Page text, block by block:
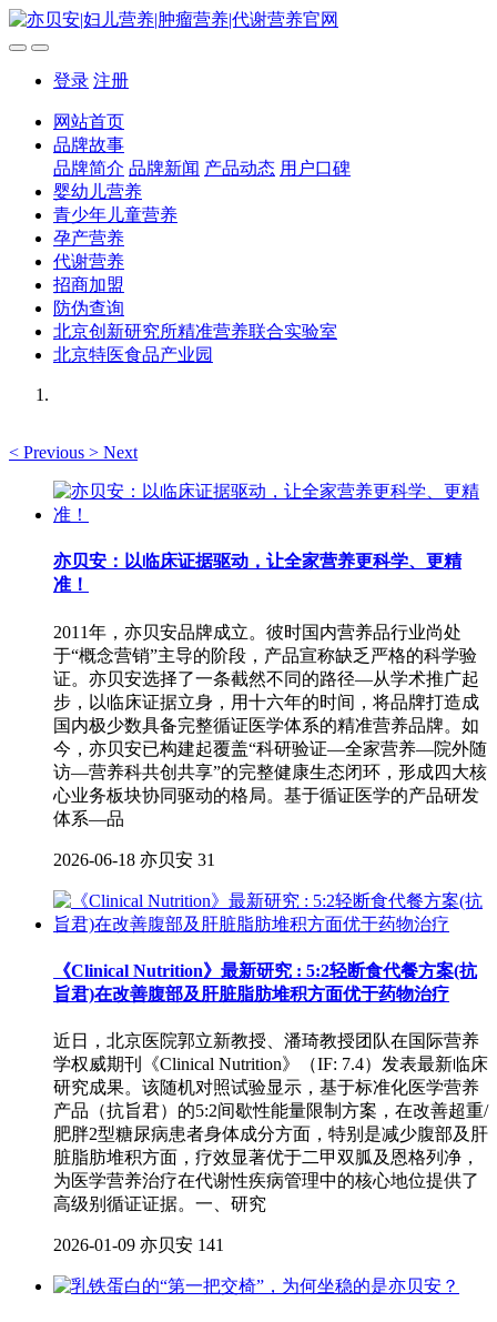
登录 注册
网站首页
品牌故事
品牌简介 品牌新闻 产品动态 用户口碑
婴幼儿营养
青少年儿童营养
孕产营养
代谢营养
招商加盟
防伪查询
北京创新研究所精准营养联合实验室
北京特医食品产业园
< Previous > Next
亦贝安：以临床证据驱动，让全家营养更科学、更精
准！
2011年，亦贝安品牌成立。彼时国内营养品行业尚处
于“概念营销”主导的阶段，产品宣称缺乏严格的科学验
证。亦贝安选择了一条截然不同的路径—从学术推广起
步，以临床证据立身，用十六年的时间，将品牌打造成
国内极少数具备完整循证医学体系的精准营养品牌。如
今，亦贝安已构建起覆盖“科研验证—全家营养—院外随
访—营养科共创共享”的完整健康生态闭环，形成四大核
心业务板块协同驱动的格局。基于循证医学的产品研发
体系—品
2026-06-18 亦贝安 31
《Clinical Nutrition》最新研究 : 5:2轻断食代餐方案(抗
旨君)在改善腹部及肝脏脂肪堆积方面优于药物治疗
近日，北京医院郭立新教授、潘琦教授团队在国际营养
学权威期刊《Clinical Nutrition》（IF: 7.4）发表最新临床
研究成果。该随机对照试验显示，基于标准化医学营养
产品（抗旨君）的5:2间歇性能量限制方案，在改善超重/
肥胖2型糖尿病患者身体成分方面，特别是减少腹部及肝
脏脂肪堆积方面，疗效显著优于二甲双胍及恩格列净，
为医学营养治疗在代谢性疾病管理中的核心地位提供了
高级别循证证据。一、研究
2026-01-09 亦贝安 141